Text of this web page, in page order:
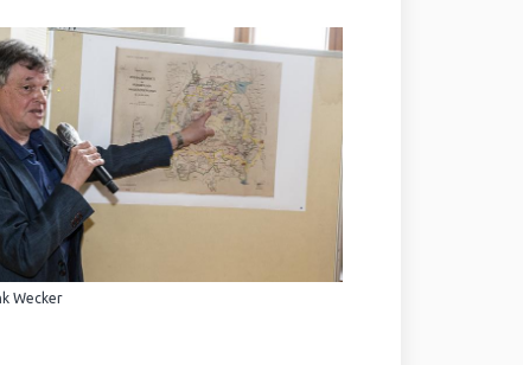
Wecker